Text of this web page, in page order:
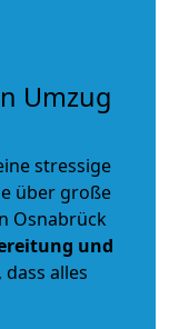
Umzug
stressige
über große
Osnabrück
und
alles